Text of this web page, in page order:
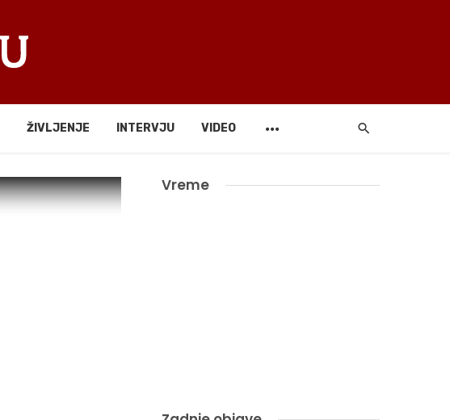
ŽIVLJENJE INTERVJU VIDEO
Vreme